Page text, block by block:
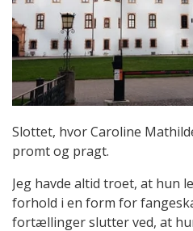
Slottet, hvor Caroline
promt og pragt.
Jeg havde altid troet, at hun
forhold i en form for
fortællinger slutter ved, at